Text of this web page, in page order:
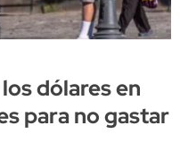
dólares en
para no gastar